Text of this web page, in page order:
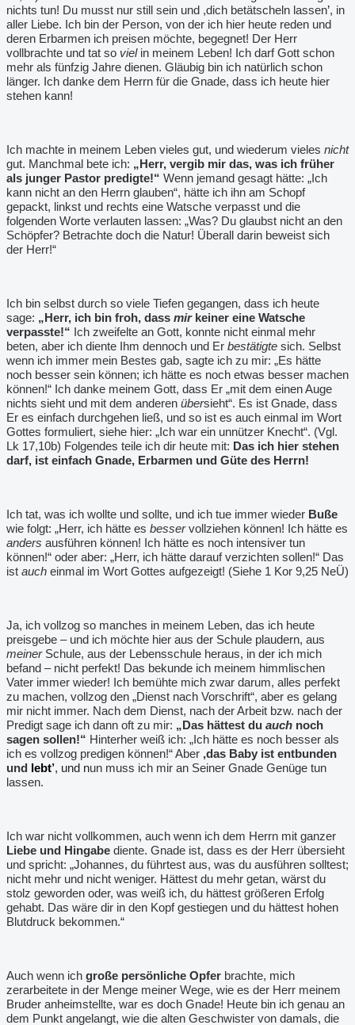
nichts tun! Du musst nur still sein und ,dich betätscheln lassen’, in
aller Liebe. Ich bin der Person, von der ich hier heute reden und
deren Erbarmen ich preisen möchte, begegnet! Der Herr
vollbrachte und tat so viel in meinem Leben! Ich darf Gott schon
mehr als fünfzig Jahre dienen. Gläubig bin ich natürlich schon
länger. Ich danke dem Herrn für die Gnade, dass ich heute hier
stehen kann!
Ich machte in meinem Leben vieles gut, und wiederum vieles nicht
gut. Manchmal bete ich: „Herr, vergib mir das, was ich früher
als junger Pastor predigte!“ Wenn jemand gesagt hätte: „Ich
kann nicht an den Herrn glauben“, hätte ich ihn am Schopf
gepackt, linkst und rechts eine Watsche verpasst und die
folgenden Worte verlauten lassen: „Was? Du glaubst nicht an den
Schöpfer? Betrachte doch die Natur! Überall darin beweist sich
der Herr!“
Ich bin selbst durch so viele Tiefen gegangen, dass ich heute
sage: „Herr, ich bin froh, dass mirkeiner eine Watsche
verpasste!“ Ich zweifelte an Gott, konnte nicht einmal mehr
beten, aber ich diente Ihm dennoch und Er bestätigte sich. Selbst
wenn ich immer mein Bestes gab, sagte ich zu mir: „Es hätte
noch besser sein können; ich hätte es noch etwas besser machen
können!“ Ich danke meinem Gott, dass Er „mit dem einen Auge
nichts sieht und mit dem anderen übersieht“. Es ist Gnade, dass
Er es einfach durchgehen ließ, und so ist es auch einmal im Wort
Gottes formuliert, siehe hier: „Ich war ein unnützer Knecht“. (Vgl.
Lk 17,10b) Folgendes teile ich dir heute mit: Das ich hier stehen
darf, ist einfach Gnade, Erbarmen und Güte des Herrn!
Ich tat, was ich wollte und sollte, und ich tue immer wieder Buße
wie folgt: „Herr, ich hätte es besservollziehen können! Ich hätte es
anders ausführen können! Ich hätte es noch intensiver tun
können!“ oder aber: „Herr, ich hätte darauf verzichten sollen!“ Das
ist auch einmal im Wort Gottes aufgezeigt! (Siehe 1 Kor 9,25 NeÜ)
Ja, ich vollzog so manches in meinem Leben, das ich heute
preisgebe – und ich möchte hier aus der Schule plaudern, aus
meinerSchule, aus der Lebensschule heraus, in der ich mich
befand – nicht perfekt! Das bekunde ich meinem himmlischen
Vater immer wieder! Ich bemühte mich zwar darum, alles perfekt
zu machen, vollzog den „Dienst nach Vorschrift“, aber es gelang
mir nicht immer. Nach dem Dienst, nach der Arbeit bzw. nach der
Predigt sage ich dann oft zu mir: „Das hättest du auch noch
sagen sollen!“ Hinterher weiß ich: „Ich hätte es noch besser als
ich es vollzog predigen können!“ Aber ,das Baby ist entbunden
und
lebt’, und nun muss ich mir an Seiner Gnade Genüge tun
lassen.
Ich war nicht vollkommen, auch wenn ich dem Herrn mit ganzer
Liebe und Hingabe diente. Gnade ist, dass es der Herr übersieht
und spricht: „Johannes, du führtest aus, was du ausführen solltest;
nicht mehr und nicht weniger. Hättest du mehr getan, wärst du
stolz geworden oder, was weiß ich, du hättest größeren Erfolg
gehabt. Das wäre dir in den Kopf gestiegen und du hättest hohen
Blutdruck bekommen.“
Auch wenn ich große persönliche Opfer brachte, mich
zerarbeitete in der Menge meiner Wege, wie es der Herr meinem
Bruder anheimstellte, war es doch Gnade! Heute bin ich genau an
dem Punkt angelangt, wie die alten Geschwister von damals, die